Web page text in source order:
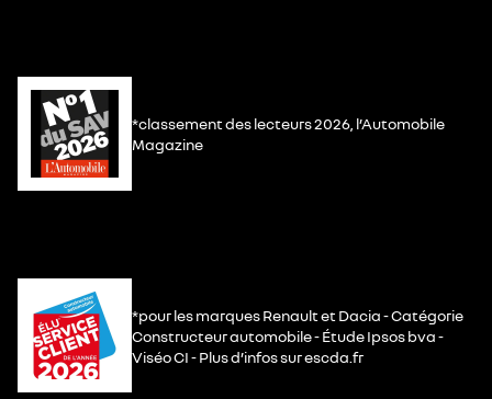
*classement des lecteurs 2026, l’Automobile
Magazine
*pour les marques Renault et Dacia - Catégorie
Constructeur automobile - Étude Ipsos bva -
Viséo CI - Plus d’infos sur escda.fr